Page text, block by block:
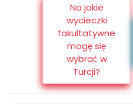
Na jakie
wycieczki
fakultatywne
mogę się
wybrać w
Turcji?